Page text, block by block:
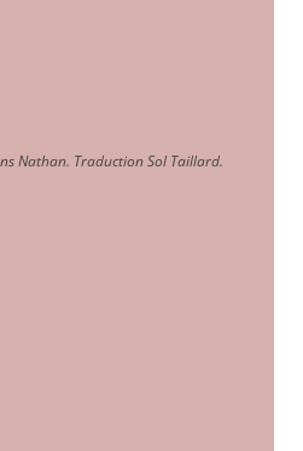
Nathan. Traduction Sol Taillard.